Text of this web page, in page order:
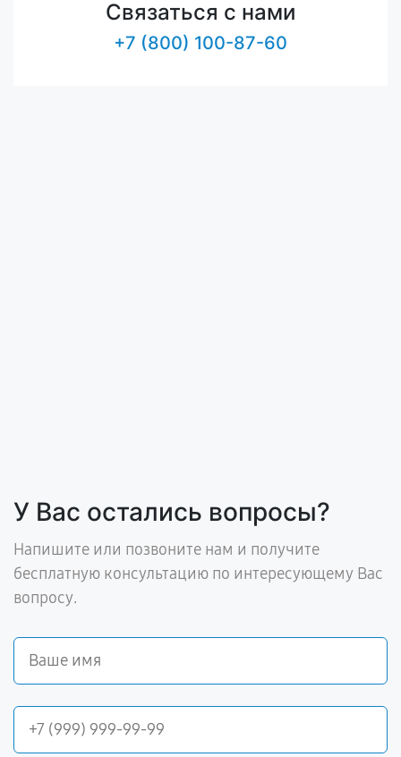
Связаться с нами
+7 (800) 100-87-60
У Вас остались вопросы?
Напишите или позвоните нам и получите
бесплатную консультацию по интересующему Вас
вопросу.